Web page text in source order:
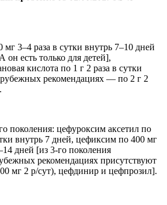
мг 3–4 раза в сутки внутрь 7–10 дней
есть только для детей],
кислота по 1 г 2 раза в сутки
рекомендациях — по 2 г 2
поколения: цефуроксим аксетил по
внутрь 7 дней, цефиксим по 400 мг
дней [из 3-го поколения
рекомендациях присутствуют
мг 2 р/сут), цефдинир и цефпрозил].